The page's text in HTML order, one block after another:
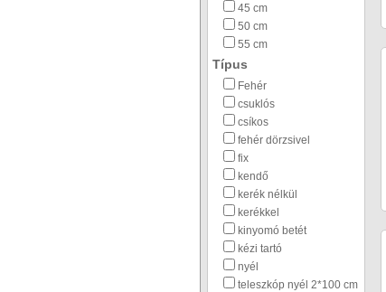
45 cm
50 cm
55 cm
Típus
Fehér
csuklós
csíkos
fehér dörzsivel
fix
kendő
kerék nélkül
kerékkel
kinyomó betét
kézi tartó
nyél
teleszkóp nyél 2*100 cm